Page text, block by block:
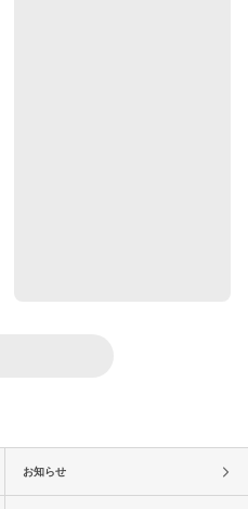
お知らせ